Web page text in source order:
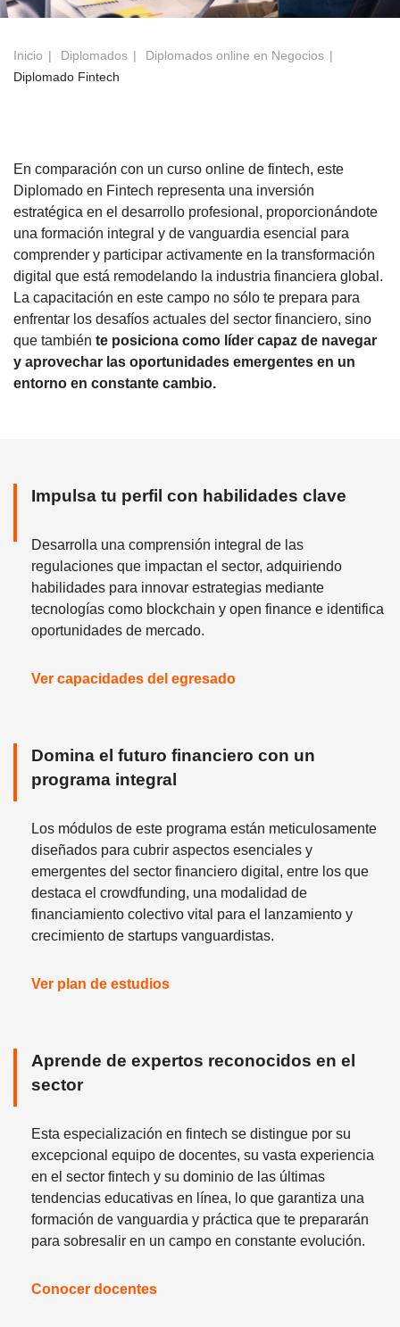
Inicio Diplomados
Diplomados online en Negocios
Diplomado Fintech
En comparación con un curso online de fintech, este
Diplomado en Fintech representa una inversión
estratégica en el desarrollo profesional, proporcionándote
una formación integral y de vanguardia esencial para
comprender y participar activamente en la transformación
digital que está remodelando la industria financiera global.
La capacitación en este campo no sólo te prepara para
enfrentar los desafíos actuales del sector financiero, sino
que también te posiciona como líder capaz de navegar
y aprovechar las oportunidades emergentes en un
entorno en constante cambio.
Impulsa tu perfil con habilidades clave
Desarrolla una comprensión integral de las
regulaciones que impactan el sector, adquiriendo
habilidades para innovar estrategias mediante
tecnologías como blockchain y open finance e identifica
oportunidades de mercado.
Ver capacidades del egresado
Domina el futuro financiero con un
programa integral
Los módulos de este programa están meticulosamente
diseñados para cubrir aspectos esenciales y
emergentes del sector financiero digital, entre los que
destaca el crowdfunding, una modalidad de
financiamiento colectivo vital para el lanzamiento y
crecimiento de startups vanguardistas.
Ver plan de estudios
Aprende de expertos reconocidos en el
sector
Esta especialización en fintech se distingue por su
excepcional equipo de docentes, su vasta experiencia
en el sector fintech y su dominio de las últimas
tendencias educativas en línea, lo que garantiza una
formación de vanguardia y práctica que te prepararán
para sobresalir en un campo en constante evolución.
Conocer docentes